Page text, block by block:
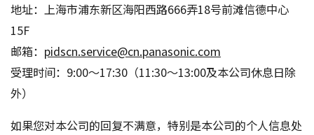
地址：上海市浦东新区海阳西路666弄18号前滩信德中心
15F
邮箱： pidscn.service@cn.panasonic.com
受理时间：9:00～17:30（11:30～13:00及本公司休息日除
外）
如果您对本公司的回复不满意，特别是本公司的个人信息处